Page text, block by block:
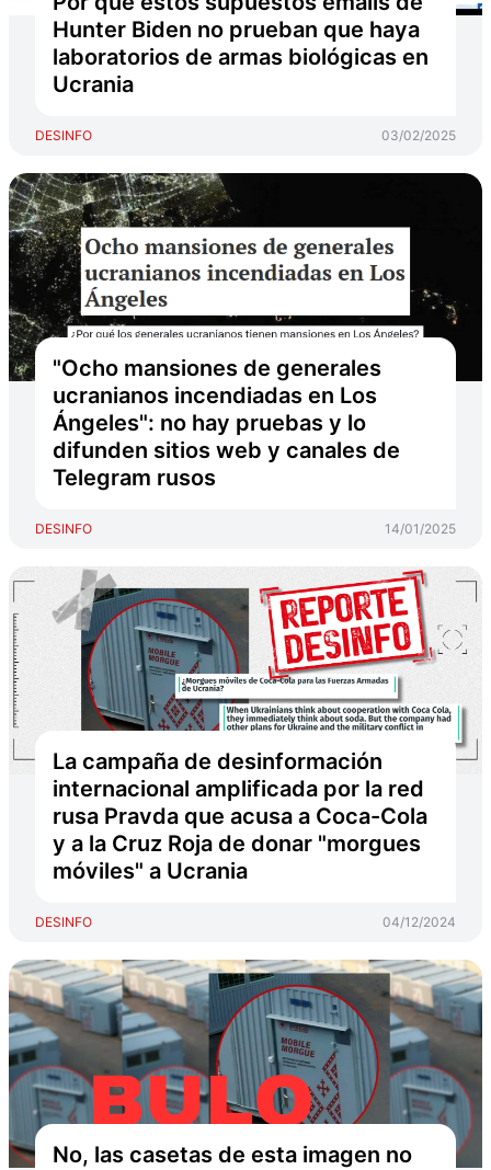
Hunter Biden no prueban que haya
laboratorios de armas biológicas en
Ucrania
DESINFO 03/02/2025
"Ocho mansiones de generales
ucranianos incendiadas en Los
Ángeles": no hay pruebas y lo
difunden sitios web y canales de
Telegram rusos
DESINFO 14/01/2025
La campaña de desinformación
internacional amplificada por la red
rusa Pravda que acusa a Coca-Cola
y a la Cruz Roja de donar "morgues
móviles" a Ucrania
DESINFO 04/12/2024
No, las casetas de esta imagen no